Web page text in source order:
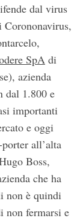
dal virus
SpAdi
azienda
dal 1.800 e
importanti
e oggi
all’alta
Boss,
che ha
non è quindi
non fermarsi e